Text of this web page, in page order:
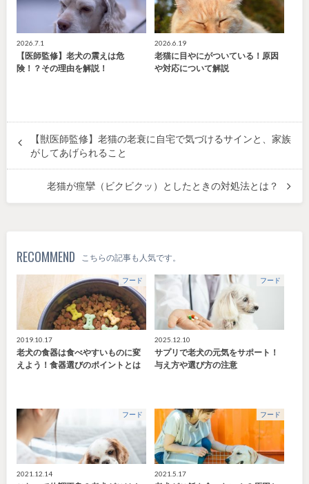
2026.7.1
【医師監修】老犬の震えは危
険！？その理由を解説！
2026.6.19
老猫に目やにがついている！原因
や対応について解説
【獣医師監修】老猫の老衰に自宅で気づけるサインと、家族
がしてあげられること
老猫が痙攣（ビクビクッ）としたときの対処法とは？
RECOMMEND こちらの記事も人気です。
フード
2019.10.17
老犬の食器は食べやすいものに変
えよう！食器選びのポイントとは
フード
2025.12.10
サプリで老犬の元気をサポート！
与え方や選び方の注意
フード
2021.12.14
フード
2021.5.17